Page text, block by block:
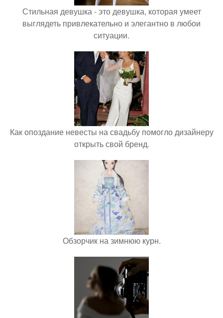
Стильная девушка - это девушка, которая умеет
выглядеть привлекательно и элегантно в любои
ситуации.
Как опоздание невесты на свадьбу помогло дизайнеру
открыть свой бренд.
Обзорчик на зимнюю курн.